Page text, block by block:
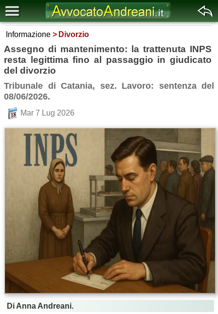
Informazione Divorzio
Assegno di mantenimento: la trattenuta INPS
resta legittima fino al passaggio in giudicato
del divorzio
Tribunale di Catania, sez. Lavoro: sentenza del
08/06/2026.
Mar 7 Lug 2026
Di Anna Andreani.